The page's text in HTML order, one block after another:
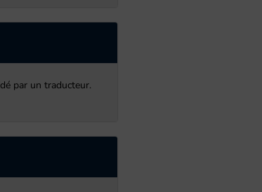
par un traducteur.